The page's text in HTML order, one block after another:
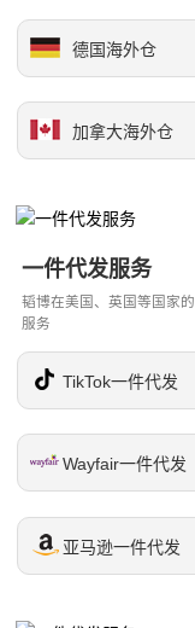
德国海外仓
加拿大海外仓
一件代发服务
韬博在美国、英国等国家
服务
TikTok一件代发
Wayfair一件代发
亚马逊一件代发